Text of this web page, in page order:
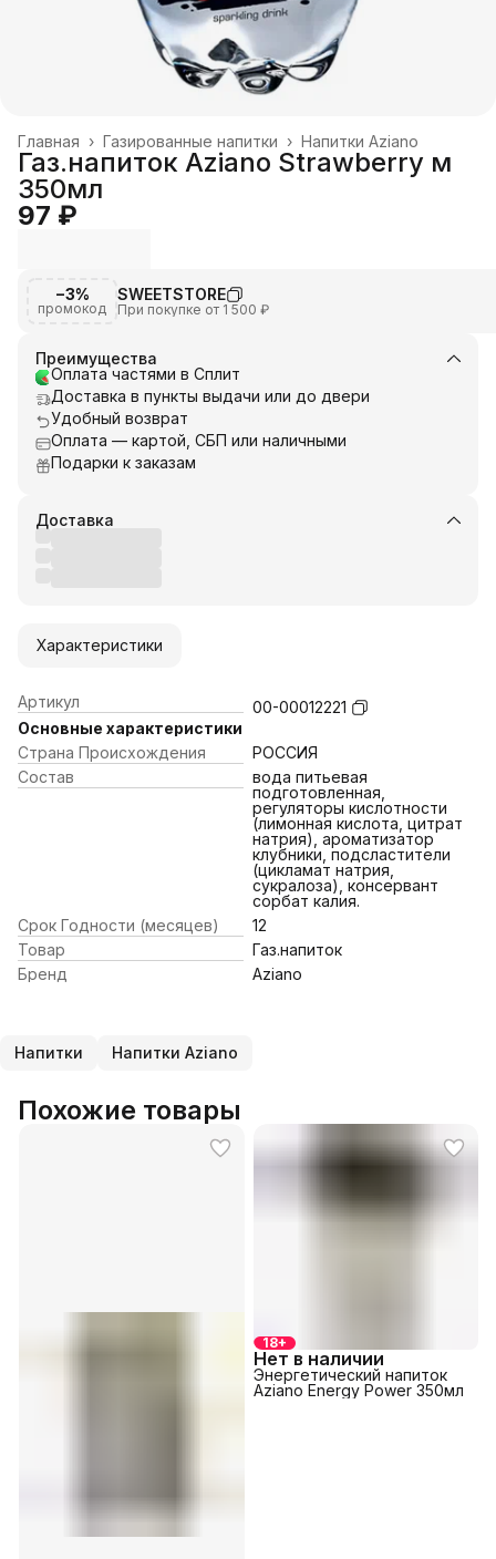
Напитки Aziano
Газированные напитки ›
Главная ›
Газ.напиток Aziano Strawberry м
350мл
97 ₽
−3%
промокод
SWEETSTORE
При покупке от 1 500 ₽
Преимущества
Оплата частями в Сплит
Доставка в пункты выдачи или до двери
Удобный возврат
Оплата — картой, СБП или наличными
Подарки к заказам
Доставка
Характеристики
Артикул
00-00012221
Основные характеристики
Страна Происхождения
РОССИЯ
Состав
вода питьевая
подготовленная,
регуляторы кислотности
(лимонная кислота, цитрат
натрия), ароматизатор
клубники, подсластители
(цикламат натрия,
сукралоза), консервант
сорбат калия.
Срок Годности (месяцев)
12
Товар
Газ.напиток
Бренд
Aziano
Напитки Напитки Aziano
Похожие товары
18+
Нет в наличии
Энергетический напиток
Aziano Energy Power 350мл